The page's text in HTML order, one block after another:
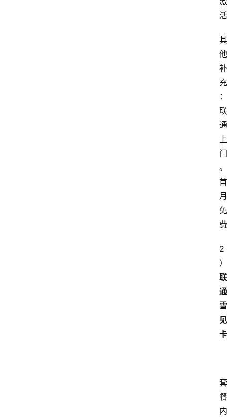
活
其
他
补
充
：
联
通
上
门
。
首
月
免
费
2
）
联
通
雪
见
卡
套
餐
内